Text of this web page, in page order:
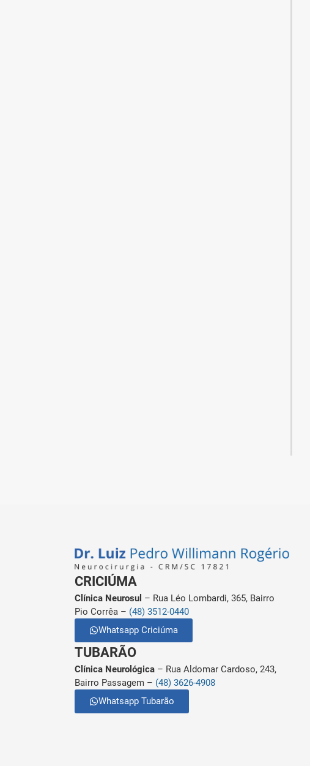
CRICIÚMA
Clínica Neurosul – Rua Léo Lombardi, 365, Bairro
Pio Corrêa – (48) 3512-0440
Whatsapp Criciúma
TUBARÃO
Clínica Neurológica – Rua Aldomar Cardoso, 243,
Bairro Passagem – (48) 3626-4908
Whatsapp Tubarão